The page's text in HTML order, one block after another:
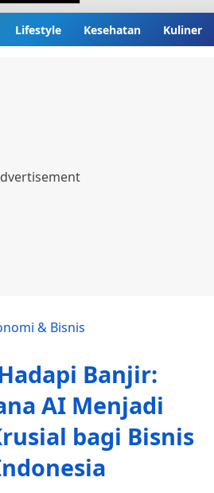
Lifestyle Kesehatan Kuliner
& Bisnis
Banjir:
AI Menjadi
bagi Bisnis